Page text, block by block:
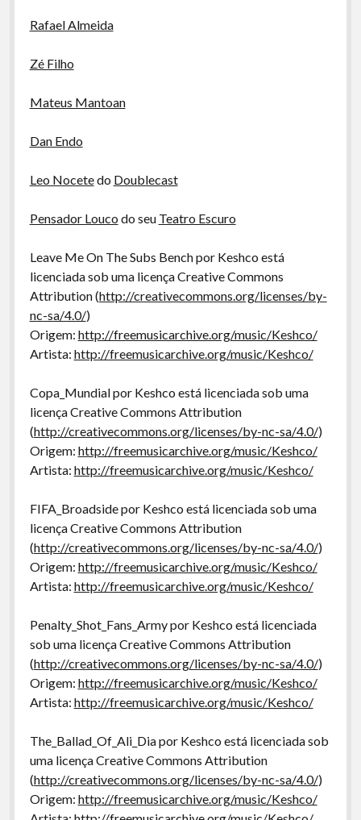
Rafael Almeida
Zé Filho
Mateus Mantoan
Dan Endo
Leo Nocetedo Doublecast
Pensador Louco do seu Teatro Escuro
Leave Me On The Subs Bench por Keshco está
licenciada sob uma licença Creative Commons
Attribution (http://creativecommons.org/licenses/by-
nc-sa/4.0/)
Origem: http://freemusicarchive.org/music/Keshco/
Artista: http://freemusicarchive.org/music/Keshco/
Copa_Mundial por Keshco está licenciada sob uma
licença Creative Commons Attribution
(http://creativecommons.org/licenses/by-nc-sa/4.0/)
Origem: http://freemusicarchive.org/music/Keshco/
Artista: http://freemusicarchive.org/music/Keshco/
FIFA_Broadside por Keshco está licenciada sob uma
licença Creative Commons Attribution
(http://creativecommons.org/licenses/by-nc-sa/4.0/)
Origem: http://freemusicarchive.org/music/Keshco/
Artista: http://freemusicarchive.org/music/Keshco/
Penalty_Shot_Fans_Army por Keshco está licenciada
sob uma licença Creative Commons Attribution
(http://creativecommons.org/licenses/by-nc-sa/4.0/)
Origem: http://freemusicarchive.org/music/Keshco/
Artista: http://freemusicarchive.org/music/Keshco/
The_Ballad_Of_Ali_Dia por Keshco está licenciada sob
uma licença Creative Commons Attribution
(http://creativecommons.org/licenses/by-nc-sa/4.0/)
Origem: http://freemusicarchive.org/music/Keshco/